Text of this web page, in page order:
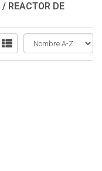
/ REACTOR DE